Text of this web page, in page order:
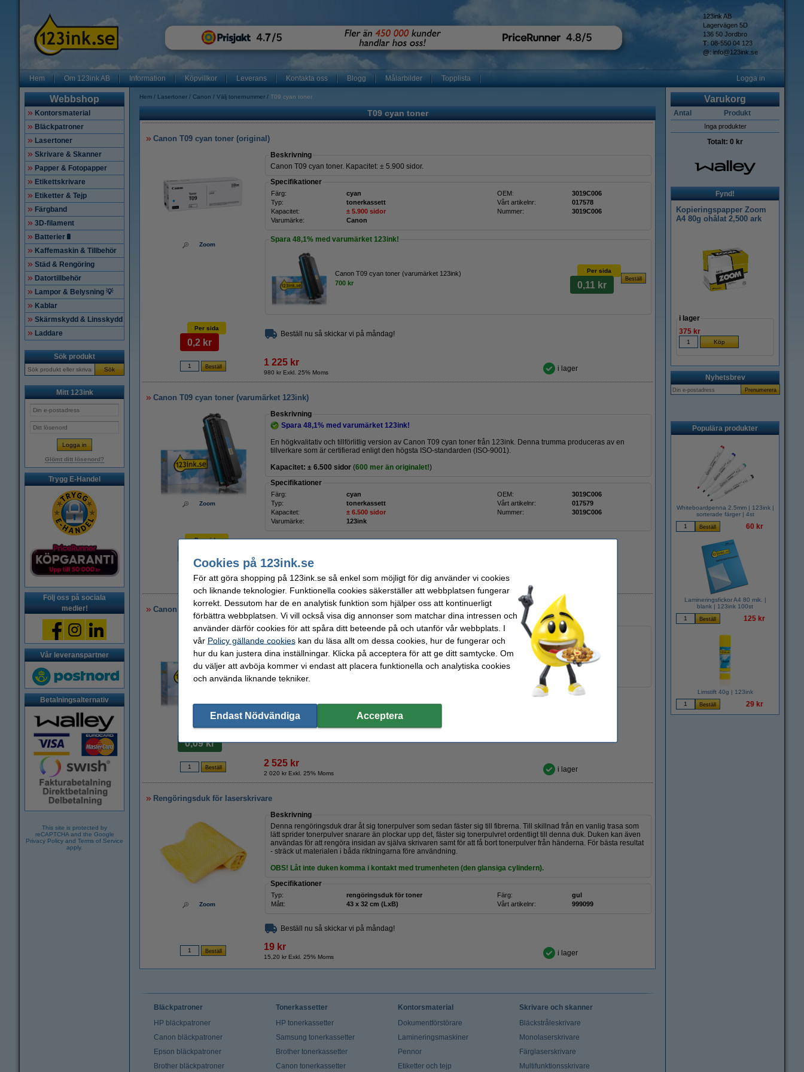
123ink AB
Lagervägen 5D
136 50 Jordbro
T: 08-550 04 123
@: info@123ink.se
Hem Om 123ink AB Information Köpvillkor Leverans Kontakta oss Blogg Målarbilder Topplista Logga in
Webbshop
Kontorsmaterial
Bläckpatroner
Lasertoner
Skrivare & Skanner
Papper & Fotopapper
Etikettskrivare
Etiketter & Tejp
Färgband
3D-filament
Batterier🔋
Kaffemaskin & Tillbehör
Städ & Rengöring
Datortillbehör
Lampor & Belysning 💡
Kablar
Skärmskydd & Linsskydd
Laddare
Sök produkt
Sök
Mitt 123ink
Glömt ditt lösenord?
Trygg E-Handel
Följ oss på sociala
medier!
Vår leveranspartner
Betalningsalternativ
This site is protected by
reCAPTCHA and the Google
Privacy Policy and Terms of Service
apply.
Hem Lasertoner Canon Välj tonernummer T09 cyan toner
T09 cyan toner
Canon T09 cyan toner (original)
Zoom
Beskrivning
Canon T09 cyan toner. Kapacitet: ± 5.900 sidor.
Specifikationer
Färg: cyan OEM:
3019C006
Typ:
tonerkassett Vårt artikelnr:
017578
Kapacitet:
± 5.900 sidor Nummer:
3019C006
Varumärke:
Canon
Spara 48,1% med varumärket 123ink!
Canon T09 cyan toner (varumärket 123ink)
700 kr
Per sida
0,11 kr
Per sida
0,2 kr
Beställ nu så skickar vi på måndag!
1 225 kr
980 kr Exkl. 25% Moms i lager
Canon T09 cyan toner (varumärket 123ink)
Zoom
Beskrivning
Spara 48,1% med varumärket 123ink!
En högkvalitativ och tillförlitlig version av Canon T09 cyan toner från 123ink. Denna trumma produceras av en
tillverkare som är certifierad enligt den högsta ISO-standarden (ISO-9001).
Kapacitet: ± 6.500 sidor (600 mer än originalet!)
Specifikationer
Färg: cyan OEM:
3019C006
Typ:
tonerkassett Vårt artikelnr:
017579
Kapacitet:
± 6.500 sidor Nummer:
3019C006
Varumärke:
123ink
Per sida
700 kr
560 kr Exkl. 25% Moms
Canon T09 BK/C/M/Y toner 4-pack (varumärket 123ink)
Zoom
Beskrivning
1 x Canon T09 svart toner,
8.250 sidor
(varumärket 123ink)
1 x Canon T09 cyan toner, ±6.500 sidor(varumärket 123ink)
1 x Canon T09 magenta toner,±6.500sidor(varumärket 123ink)
1 x Canon T09 gul toner,
± sidor (varumärket 123ink)
Vi lämnar naturligtvis även 100 procents garanti för denna produkt från 123ink!
Per sida
0,09 kr
2 525 kr
2 020 kr Exkl. 25% Moms i lager
Rengöringsduk för laserskrivare
Zoom
Beskrivning
Denna rengöringsduk drar åt sig tonerpulver som sedan fäster sig till fibrerna. Till skillnad från en vanlig trasa som
lätt sprider tonerpulver snarare än plockar upp det, fäster sig tonerpulvret ordentligt till denna duk. Duken kan även
användas för att rengöra insidan av själva skrivaren samt för att få bort tonerpulver från händerna. För bästa resultat
- sträck ut materialen i båda riktningarna före användning.
OBS! Låt inte duken komma i kontakt med trumenheten (den glansiga cylindern).
Specifikationer
Typ: rengöringsduk för toner Färg:
gul
Mått:
43 x 32 cm (LxB) Vårt artikelnr: 999099
Beställ nu så skickar vi på måndag!
19 kr
15,20 kr Exkl. 25% Moms i lager
Varukorg
Antal Produkt
Inga produkter
Totalt: 0 kr
Fynd!
Kopieringspapper Zoom
A4 80g ohålat 2,500 ark
i lager
375 kr
Nyhetsbrev
Populära produkter
Whiteboardpenna 2.5mm | 123ink |
sorterade färger | 4st
60 kr
Lamineringsfickor A4 80 mik. |
blank | 123ink 100st
125 kr
Limstift 40g | 123ink
29 kr
Bläckpatroner
HP bläckpatroner
Canon bläckpatroner
Epson bläckpatroner
Brother bläckpatroner
Tonerkassetter
HP tonerkassetter
Samsung tonerkassetter
Brother tonerkassetter
Canon tonerkassetter
Kontorsmaterial
Dokumentförstörare
Lamineringsmaskiner
Pennor
Etiketter och tejp
Skrivare och skanner
Bläckstråleskrivare
Monolaserskrivare
Färglaserskrivare
Multifunktionsskrivare
Cookies på 123ink.se
För att göra shopping på 123ink.se så enkel som möjligt för dig använder vi cookies
och liknande teknologier. Funktionella cookies säkerställer att webbplatsen fungerar
korrekt. Dessutom har de en analytisk funktion som hjälper oss att kontinuerligt
förbättra webbplatsen. Vi vill också visa dig annonser som matchar dina intressen och
använder därför cookies för att spåra ditt beteende på och utanför vår webbplats. I
vår Policy gällande cookieskan du läsa allt om dessa cookies, hur de fungerar och
hur du kan justera dina inställningar. Klicka på acceptera för att ge ditt samtycke. Om
du väljer att avböja kommer vi endast att placera funktionella och analytiska cookies
och använda liknande tekniker.
Endast Nödvändiga Acceptera